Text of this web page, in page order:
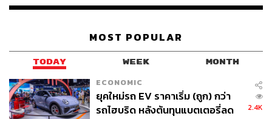
ABOUT THE AUTHOR
THE STANDARD WEALTH
ทีมข่าว THE STANDARD
MOST POPULAR
TODAY WEEK MONTH
ECONOMIC
ยุคใหม่รถ EV ราคาเริ่ม (ถูก) กว่า
รถไฮบริด หลังต้นทุนแบตเตอรี่ลด
2.4K